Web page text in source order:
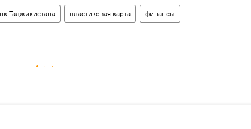
Таджикистана пластиковая карта финансы